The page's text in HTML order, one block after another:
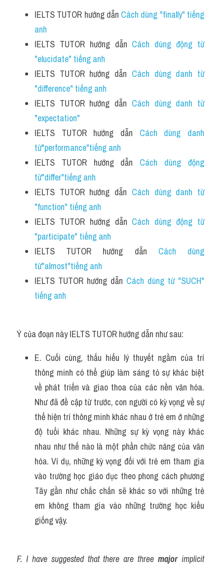
IELTS TUTOR hướng dẫn Cách dùng "finally" tiếng
anh
IELTS TUTOR hướng dẫn Cách dùng động từ
"elucidate" tiếng anh
IELTS TUTOR hướng dẫn Cách dùng danh từ
"difference" tiếng anh
IELTS TUTOR hướng dẫn Cách dùng danh từ
"expectation"
IELTS TUTOR hướng dẫn Cách dùng danh
từ"performance"tiếng anh
IELTS TUTOR hướng dẫn Cách dùng động
từ"differ"tiếng anh
IELTS TUTOR hướng dẫn Cách dùng danh từ
"function" tiếng anh
IELTS TUTOR hướng dẫn Cách dùng động từ
"participate" tiếng anh
IELTS TUTOR hướng dẫn Cách dùng
từ"almost"tiếng anh
IELTS TUTOR hướng dẫn Cách dùng từ "SUCH"
tiếng anh
Ý của đoạn này IELTS TUTOR hướng dẫn như sau:
E. Cuối cùng, thấu hiểu lý thuyết ngầm của trí
thông minh có thể giúp làm sáng tỏ sự khác biệt
về phát triển và giao thoa của các nền văn hóa.
Như đã đề cập từ trước, con người có kỳ vọng về sự
thể hiện trí thông minh khác nhau ở trẻ em ở những
độ tuổi khác nhau. Những sự kỳ vọng này khác
nhau như thế nào là một phần chức năng của văn
hóa. Ví dụ, những kỳ vọng đối với trẻ em tham gia
vào trường học giáo dục theo phong cách phương
Tây gần như chắc chắn sẽ khác so với những trẻ
em không tham gia vào những trường học kiểu
giống vậy.
F. I have suggested that there are three major implicit